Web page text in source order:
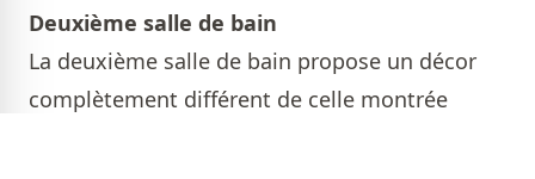
Deuxième salle de bain
La deuxième salle de bain propose un décor
complètement différent de celle montrée